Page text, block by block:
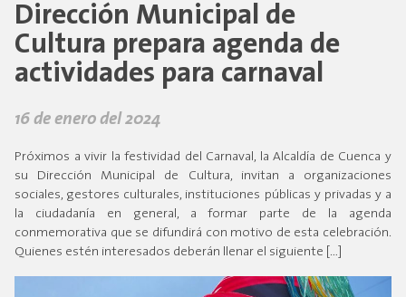
Dirección Municipal de
Cultura prepara agenda de
actividades para carnaval
16 de enero del 2024
Próximos a vivir la festividad del Carnaval, la Alcaldía de Cuenca y
su Dirección Municipal de Cultura, invitan a organizaciones
sociales, gestores culturales, instituciones públicas y privadas y a
la ciudadanía en general, a formar parte de la agenda
conmemorativa que se difundirá con motivo de esta celebración.
Quienes estén interesados deberán llenar el siguiente […]